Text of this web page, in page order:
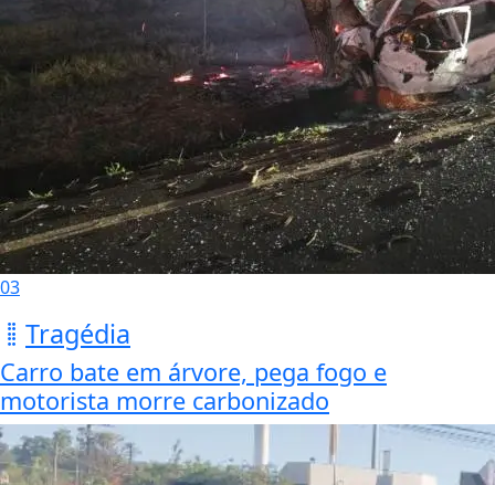
03
Tragédia
Carro bate em árvore, pega fogo e
motorista morre carbonizado